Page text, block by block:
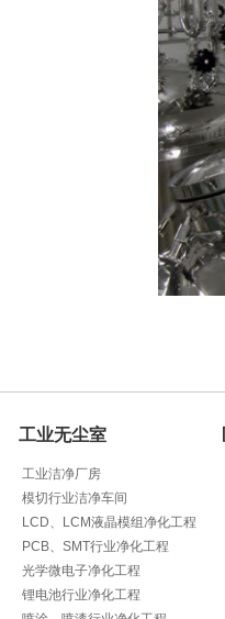
工业无尘室
工业洁净厂房
模切行业洁净车间
LCD、LCM液晶模组净化工程
PCB、SMT行业净化工程
光学微电子净化工程
锂电池行业净化工程